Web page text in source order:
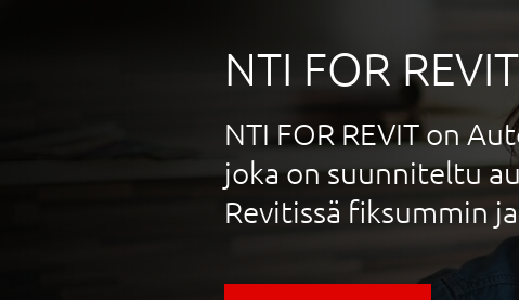
NTI FOR REVIT
NTI FOR REVIT on
joka on suunniteltu
Revitissä fiksummin